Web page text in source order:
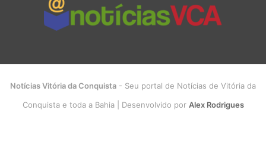
Notícias Vitória da Conquista - Seu portal de Notícias de Vitória da
Conquista e toda a Bahia | Desenvolvido por Alex Rodrigues